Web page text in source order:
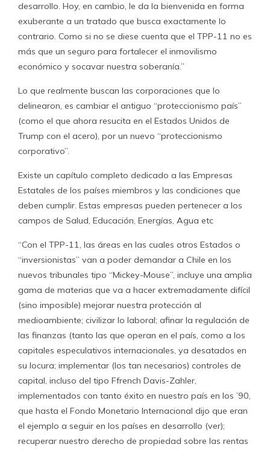
desarrollo. Hoy, en cambio, le da la bienvenida en forma
exuberante a un tratado que busca exactamente lo
contrario. Como si no se diese cuenta que el TPP-11 no es
más que un seguro para fortalecer el inmovilismo
económico y socavar nuestra soberanía.”
Lo que realmente buscan las corporaciones que lo
delinearon, es cambiar el antiguo “proteccionismo país”
(como el que ahora resucita en el Estados Unidos de
Trump con el acero), por un nuevo “proteccionismo
corporativo”.
Existe un capítulo completo dedicado a las Empresas
Estatales de los países miembros y las condiciones que
deben cumplir. Estas empresas pueden pertenecer a los
campos de Salud, Educación, Energías, Agua etc
“Con el TPP-11, las áreas en las cuales otros Estados o
“inversionistas” van a poder demandar a Chile en los
nuevos tribunales tipo “Mickey-Mouse”, incluye una amplia
gama de materias que va a hacer extremadamente difícil
(sino imposible) mejorar nuestra protección al
medioambiente; civilizar lo laboral; afinar la regulación de
las finanzas (tanto las que operan en el país, como a los
capitales especulativos internacionales, ya desatados en
su locura; implementar (los tan necesarios) controles de
capital, incluso del tipo Ffrench Davis-Zahler,
implementados con tanto éxito en nuestro país en los ’90,
que hasta el Fondo Monetario Internacional dijo que eran
el ejemplo a seguir en los países en desarrollo (ver);
recuperar nuestro derecho de propiedad sobre las rentas